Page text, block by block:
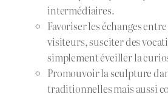
intermédiaires.
Favoriser les échanges
visiteurs, susciter des
simplement éveiller la
Promouvoir la sculpture
traditionnelles mais aussi